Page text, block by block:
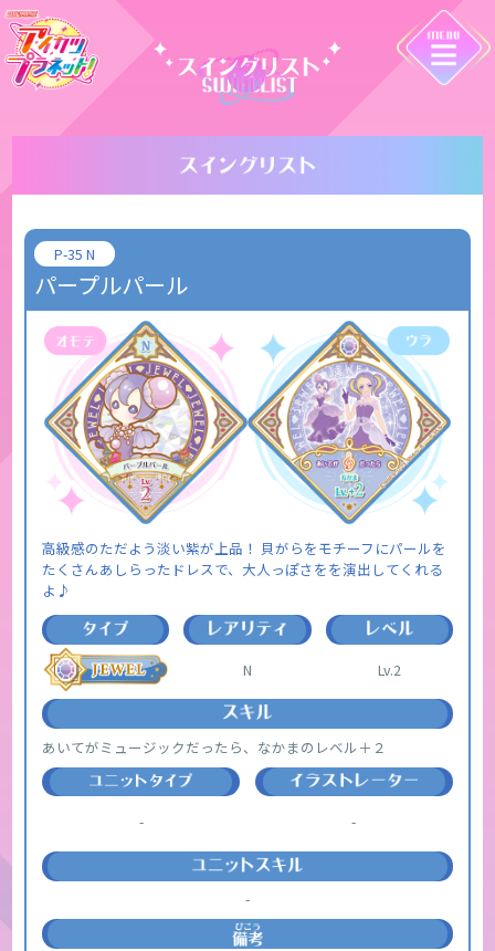
P-35 N
パープルパール
高級感のただよう淡い紫が上品！ 貝がらをモチーフにパールを
たくさんあしらったドレスで、大人っぽさをを演出してくれる
よ♪
N Lv.2
あいてがミュージックだったら、なかまのレベル＋２
- -
-